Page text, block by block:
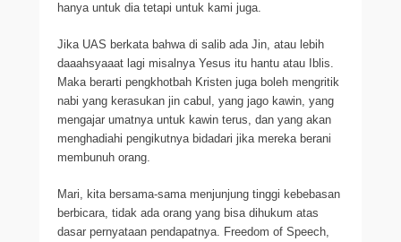
hanya untuk dia tetapi untuk kami juga.
Jika UAS berkata bahwa di salib ada Jin, atau lebih
daaahsyaaat lagi misalnya Yesus itu hantu atau Iblis.
Maka berarti pengkhotbah Kristen juga boleh mengritik
nabi yang kerasukan jin cabul, yang jago kawin, yang
mengajar umatnya untuk kawin terus, dan yang akan
menghadiahi pengikutnya bidadari jika mereka berani
membunuh orang.
Mari, kita bersama-sama menjunjung tinggi kebebasan
berbicara, tidak ada orang yang bisa dihukum atas
dasar pernyataan pendapatnya. Freedom of Speech,